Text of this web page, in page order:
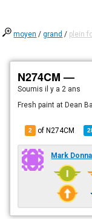
moyen /grand / plein
N274CM —
Soumisil y a 2 ans
Fresh paint at Dean
2 of N274CM
Mark